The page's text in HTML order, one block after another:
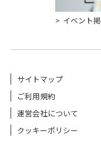
イベント
サイトマップ
ご利用規約
運営会社について
クッキーポリシー